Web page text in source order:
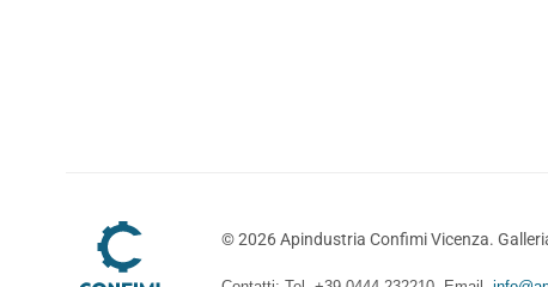
©2026Apindustria Confimi Vicenza.